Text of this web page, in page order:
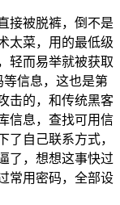
接被脱裤，倒不是
太菜，用的最低级
轻而易举就被获取
等信息，这也是第
击的，和传统黑客
信息，查找可用信
了自己联系方式，
了，想想这事快过
常用密码，全部设